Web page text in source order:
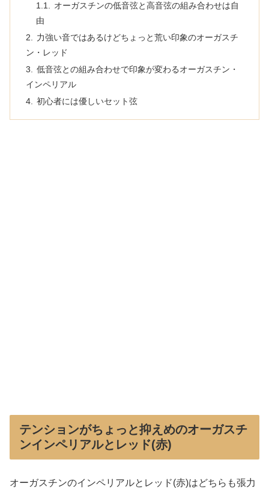
オーガスチンの低音弦と高音弦の組み合わせは自
由
力強い音ではあるけどちょっと荒い印象のオーガスチ
ン・レッド
低音弦との組み合わせで印象が変わるオーガスチン・
インペリアル
初心者には優しいセット弦
テンションがちょっと抑えめのオーガスチ
ンインペリアルとレッド(赤)
オーガスチンのインペリアルとレッド(赤)はどちらも張力